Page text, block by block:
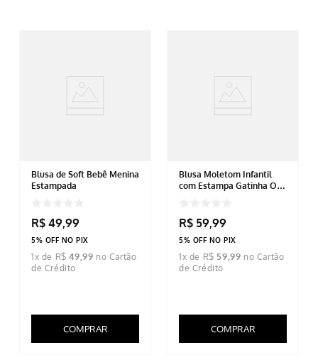
Blusa de Soft Bebê Menina
Estampada
R$ 49,99
5% OFF NO PIX
1x de R$ 49,99
COMPRAR
Blusa Moletom Infantil
com Estampa Gatinha Off
R$ 59,99
5% OFF NO PIX
1x de R$ 59,99
COMPRAR